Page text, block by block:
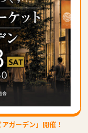
ガーデン」開催！